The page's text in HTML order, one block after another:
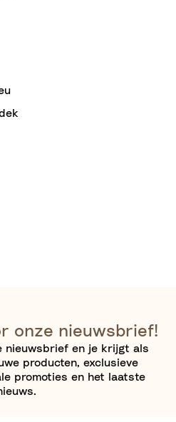
onze nieuwsbrief!
nieuwsbrief en je krijgt als
producten, exclusieve
promoties en het laatste